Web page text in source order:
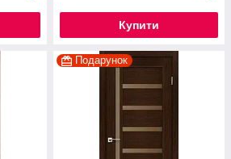
Купити
Подарунок